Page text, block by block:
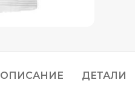
ОПИСАНИЕ ДЕТАЛИ